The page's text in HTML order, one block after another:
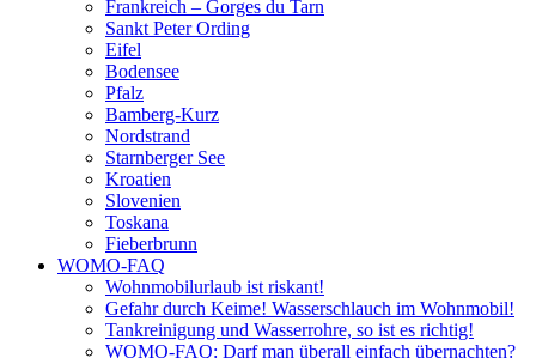
Frankreich – Gorges du Tarn
Sankt Peter Ording
Eifel
Bodensee
Pfalz
Bamberg-Kurz
Nordstrand
Starnberger See
Kroatien
Slovenien
Toskana
Fieberbrunn
WOMO-FAQ
Wohnmobilurlaub ist riskant!
Gefahr durch Keime! Wasserschlauch im Wohnmobil!
Tankreinigung und Wasserrohre, so ist es richtig!
WOMO-FAQ: Darf man überall einfach übernachten?